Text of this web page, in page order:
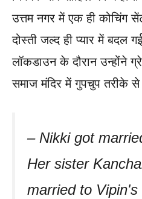
उत्तम नगर में एक ही कोचिंग
दोस्ती जल्द ही प्यार में बदल
लॉकडाउन के दौरान उन्होंने
समाज मंदिर में गुपचुप तरीके से
– Nikki got
Her sister
married to